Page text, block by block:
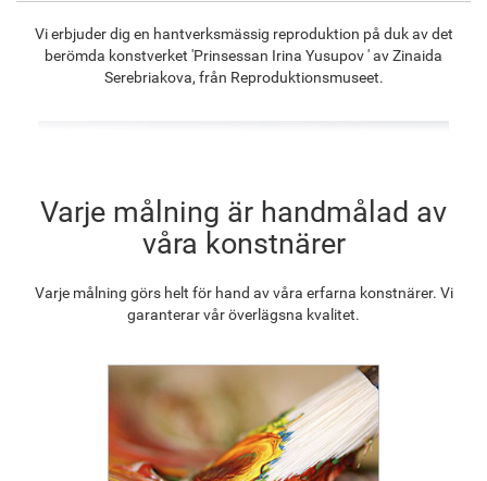
1 313.70kr 1 020.34kr 1 471.00kr 1 324.14kr
Vi erbjuder dig en hantverksmässig reproduktion på duk av det
berömda konstverket 'Prinsessan Irina Yusupov ' av Zinaida
Serebriakova, från Reproduktionsmuseet.
Varje målning är handmålad av
våra konstnärer
Varje målning görs helt för hand av våra erfarna konstnärer. Vi
garanterar vår överlägsna kvalitet.